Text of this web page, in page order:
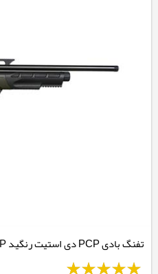
تفنگ بادی PCP دی استیت رنگید HP